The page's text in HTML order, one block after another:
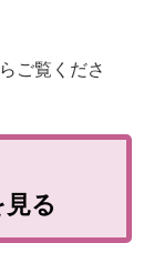
ご覧くださ
る